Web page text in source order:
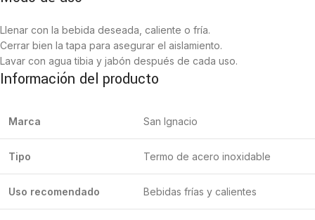
Llenar con la bebida deseada, caliente o fría.
Cerrar bien la tapa para asegurar el aislamiento.
Lavar con agua tibia y jabón después de cada uso.
Información del producto
Marca San Ignacio
Tipo Termo de acero inoxidable
Uso recomendado Bebidas frías y calientes